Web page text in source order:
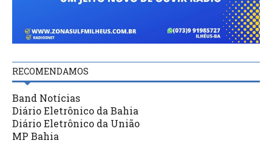
RECOMENDAMOS
Band Notícias
Diário Eletrônico da Bahia
Diário Eletrônico da União
MP Bahia